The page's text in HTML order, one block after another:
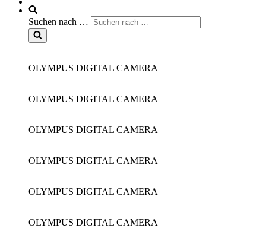
Suchen nach …
OLYMPUS DIGITAL CAMERA
OLYMPUS DIGITAL CAMERA
OLYMPUS DIGITAL CAMERA
OLYMPUS DIGITAL CAMERA
OLYMPUS DIGITAL CAMERA
OLYMPUS DIGITAL CAMERA